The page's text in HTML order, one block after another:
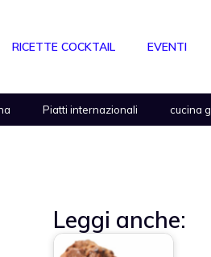
RICETTE COCKTAIL EVENTI
Piatti internazionali cucina
Leggi anche: